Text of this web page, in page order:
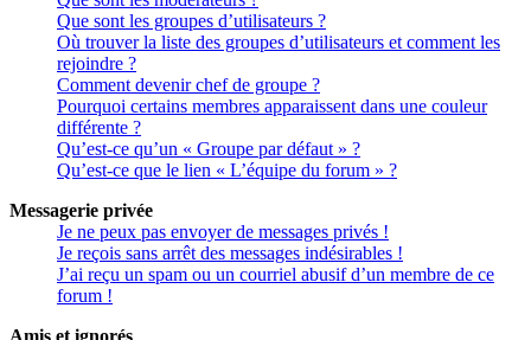
Que sont les groupes d’utilisateurs ?
Où trouver la liste des groupes d’utilisateurs et comment les
rejoindre ?
Comment devenir chef de groupe ?
Pourquoi certains membres apparaissent dans une couleur
différente ?
Qu’est-ce qu’un « Groupe par défaut » ?
Qu’est-ce que le lien « L’équipe du forum » ?
Messagerie privée
Je ne peux pas envoyer de messages privés !
Je reçois sans arrêt des messages indésirables !
J’ai reçu un spam ou un courriel abusif d’un membre de ce
forum !